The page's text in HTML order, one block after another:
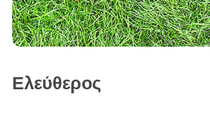
Ελεύθερος